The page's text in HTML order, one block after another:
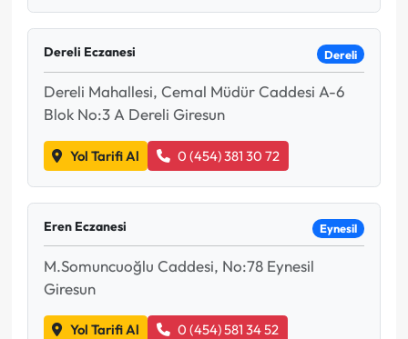
Dereli Eczanesi Dereli
Dereli Mahallesi, Cemal Müdür Caddesi A-6
Blok No:3 A Dereli Giresun
Yol Tarifi Al 0 (454) 381 30 72
Eren Eczanesi Eynesil
M.Somuncuoğlu Caddesi, No:78 Eynesil
Giresun
Yol Tarifi Al 0 (454) 581 34 52